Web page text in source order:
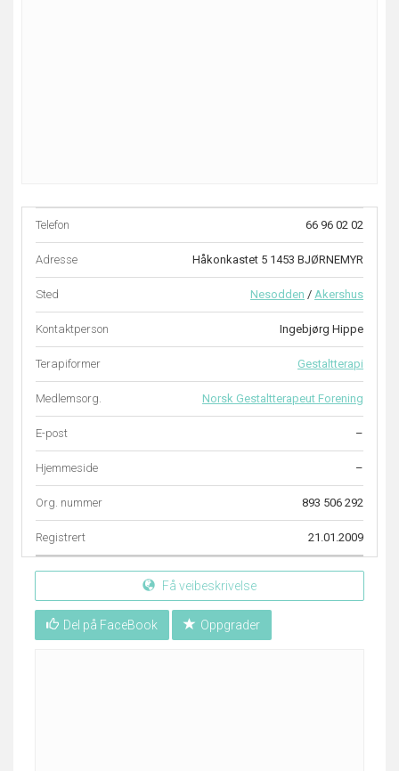
Telefon 66 96 02 02
Adresse Håkonkastet 5 1453 BJØRNEMYR
Sted Nesodden / Akershus
Kontaktperson Ingebjørg Hippe
Terapiformer Gestaltterapi
Medlemsorg. Norsk Gestaltterapeut Forening
E-post –
Hjemmeside –
Org. nummer 893 506 292
Registrert 21.01.2009
Få veibeskrivelse
Del på FaceBook Oppgrader